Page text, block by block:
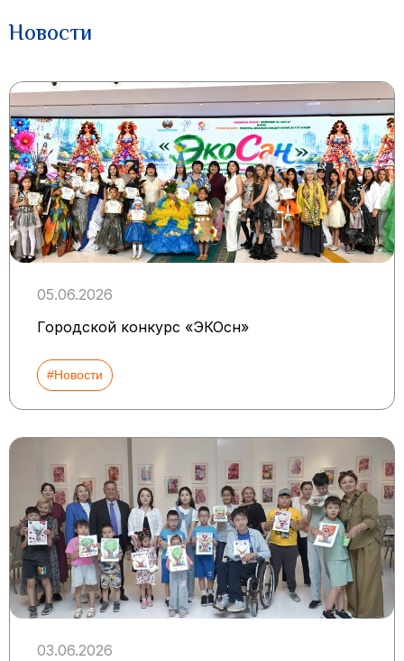
Новости
05.06.2026
Городской конкурс «ЭКОсән»
#Новости
03.06.2026